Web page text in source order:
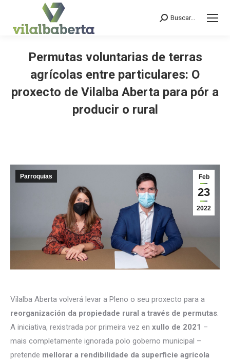
Search:
Buscar...
Permutas voluntarias de terras
agrícolas entre particulares: O
proxecto de Vilalba Aberta para pór a
producir o rural
Feb
23
2022
Parroquias
Vilalba Aberta volverá levar a Pleno o seu proxecto para a
reorganización da propiedade rural a través de permutas.
A iniciativa, rexistrada por primeira vez en xullo de 2021 –
mais completamente ignorada polo goberno municipal –
pretende mellorar a rendibilidade da superficie agrícola